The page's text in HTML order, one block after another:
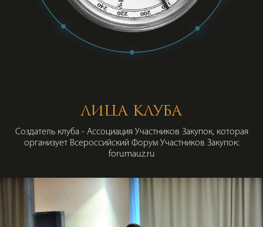
ЛИЦА КЛУБА
Создатель клуба - Ассоциация Участников Закупок, которая
организует Всероссийский Форум Участников Закупок:
forumauz.ru